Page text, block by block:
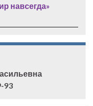
навсегда»
93